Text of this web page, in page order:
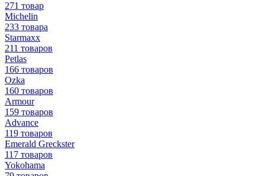
271 товар
Michelin
233 товара
Starmaxx
211 товаров
Petlas
166 товаров
Ozka
160 товаров
Armour
159 товаров
Advance
119 товаров
Emerald Greckster
117 товаров
Yokohama